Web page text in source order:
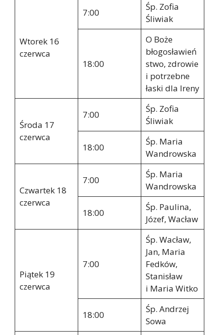
Wtorek 16
czerwca
7:00
Śp. Zofia
Śliwiak
18:00
O Boże
błogosławień
stwo, zdrowie
i potrzebne
łaski dla Ireny
Środa 17
czerwca
7:00
Śp. Zofia
Śliwiak
18:00
Śp. Maria
Wandrowska
Czwartek 18
czerwca
7:00
Śp. Maria
Wandrowska
18:00
Śp. Paulina,
Józef, Wacław
Piątek 19
czerwca
7:00
Śp. Wacław,
Jan, Maria
Fedków,
Stanisław
i Maria Witko
18:00
Śp. Andrzej
Sowa